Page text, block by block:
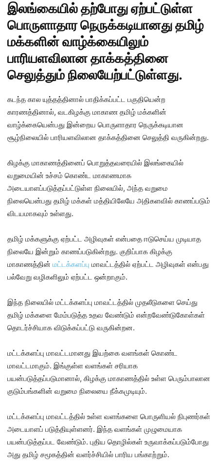
இலங்கையில் தற்போது ஏற்பட்டுள்ள
பொருளாதார நெருக்கடியானது தமிழ்
மக்களின் வாழ்க்கையிலும்
பாரியளவிலான தாக்கத்தினை
செலுத்தும் நிலையேற்பட்டுள்ளது.
கடந்த கால யுத்தத்தினால் பாதிக்கப்பட்ட பகுதியென்ற
காரணத்தினால், வடகிழக்கு மாகாண தமிழ் மக்களின்
வாழ்க்கையென்பது இன்றைய பொருளாதார நெருக்கடியான
சூழ்நிலையில் பாரியளவிலான தாக்கத்தினை செலுத்தி வருகின்றது.
கிழக்கு மாகாணத்தினைப் பொறுத்தவரையில் இலங்கையில்
வறுமையின் உச்சம் கொண்ட மாகாணமாக
அடையாளப்படுத்தப்பட்டுள்ள நிலையில், அந்த வறுமை
நிலையென்பது தமிழ் மக்கள் மத்தியிலேயே அதிகளவில் காணப்படும்
விடயமாகவும் உள்ளது.
தமிழ் மக்களுக்கு ஏற்பட்ட அழிவுகள் என்பதை ஈடுசெய்ய முடியாத
நிலையே இன்றும் காணப்படுகின்றது. குறிப்பாக கிழக்கு
மாகாணத்தின் மட்டக்களப்பு மாவட்டத்தில் ஏற்பட்ட அழிவுகள் என்பது
பல்வேறு வழிகளிலும் ஏற்பட்ட ஒன்றாகும்.
இந்த நிலையில் மட்டக்களப்பு மாவட்டத்தில் முதலீடுகளை செய்து
தமிழ் மக்களை மேம்படுத்த உதவ வேண்டும் என்றவேண்டுகோள்கள்
தொடர்ச்சியாக விடுக்கப்பட்டு வருகின்றன.
மட்டக்களப்பு மாவட்டமானது இயற்கை வளங்கள் கொண்ட
மாவட்டமாகும். இங்குள்ள வளங்கள் சரியாக
பயன்படுத்தப்படுமானால், கிழக்கு மாகாணத்தில் உள்ள பெரும்பாலான
குடும்பங்களின் வறுமை நிலையை நீக்கமுடியும்.
மட்டக்களப்பு மாவட்டத்தில் உள்ள வளங்களை பொருளியல் நிபுணர்கள்
அடையாளப் படுத்தியுள்ளனர். இந்த வளங்கள் முழுமையாக
பயன்படுத்தப்பட வேண்டும். புதிய தொழில்கள் உருவாக்கப்படும்போது
அது தமிழ் சமூகத்தின் வளர்ச்சியில் பாரிய பங்காற்றும்.